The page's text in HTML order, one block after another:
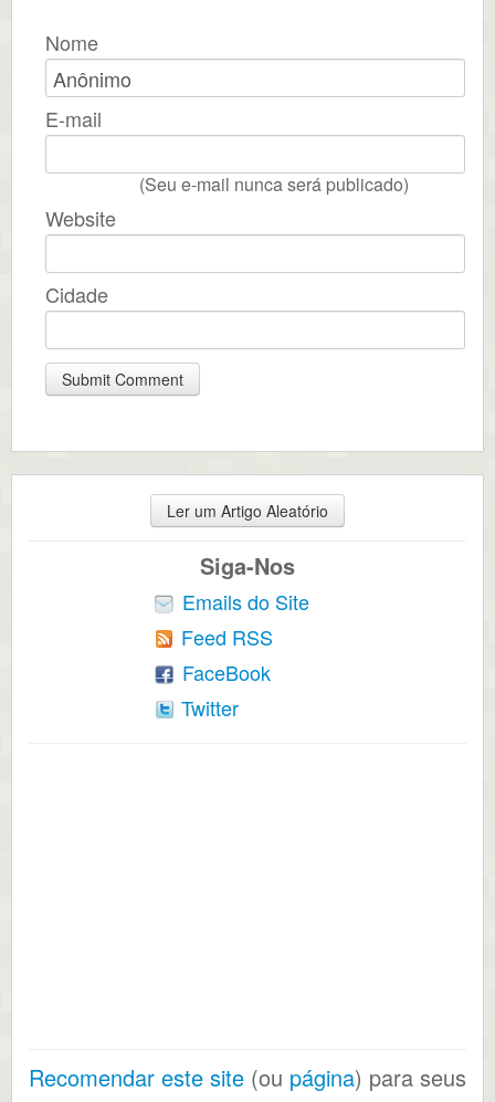
Nome
E-mail
(Seu e-mail nunca será publicado)
Website
Cidade
Ler um Artigo Aleatório
Siga-Nos
Emails do Site
Feed RSS
FaceBook
Twitter
Recomendar este site (ou página) para seus